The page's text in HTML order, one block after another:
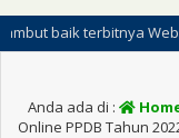
terbitnya Website
Anda ada di :
Online PPDB Tahun